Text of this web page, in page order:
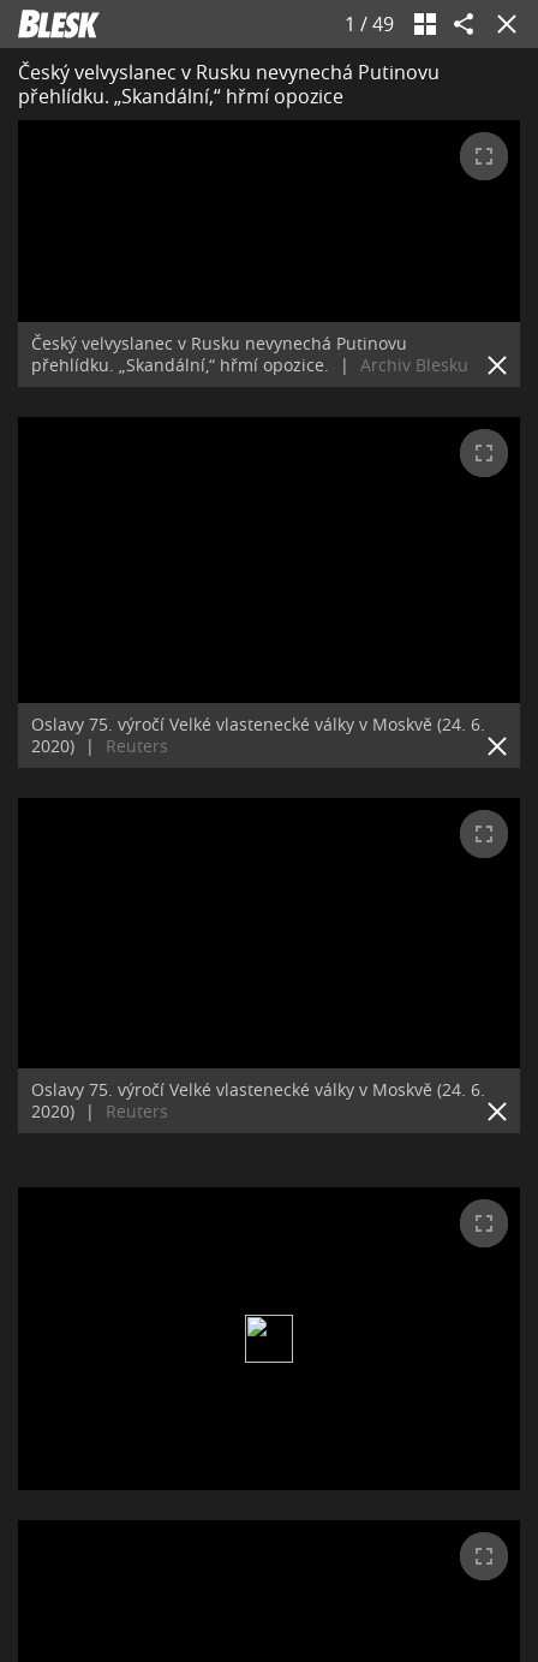
1 /49
Český velvyslanec v Rusku nevynechá Putinovu
přehlídku. „Skandální,“ hřmí opozice
Český velvyslanec v Rusku nevynechá Putinovu
přehlídku. „Skandální,“ hřmí opozice.
| Archiv Blesku
Oslavy 75. výročí Velké vlastenecké války v Moskvě (24. 6.
2020)
| Reuters
Oslavy 75. výročí Velké vlastenecké války v Moskvě (24. 6.
2020)
| Reuters